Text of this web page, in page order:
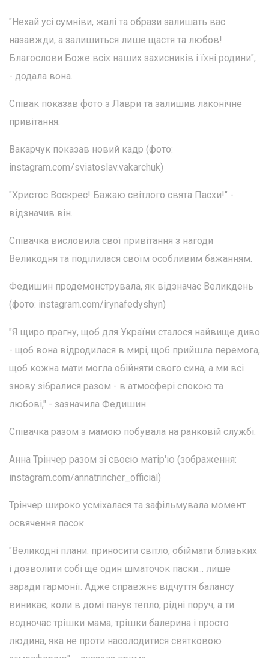
"Нехай усі сумніви, жалі та образи залишать вас
назавжди, а залишиться лише щастя та любов!
Благослови Боже всіх наших захисників і їхні родини",
- додала вона.
Співак показав фото з Лаври та залишив лаконічне
привітання.
Вакарчук показав новий кадр (фото:
instagram.com/sviatoslav.vakarchuk)
"Христос Воскрес! Бажаю світлого свята Пасхи!" -
відзначив він.
Співачка висловила свої привітання з нагоди
Великодня та поділилася своїм особливим бажанням.
Федишин продемонструвала, як відзначає Великдень
(фото: instagram.com/irynafedyshyn)
"Я щиро прагну, щоб для України сталося найвище диво
- щоб вона відродилася в мирі, щоб прийшла перемога,
щоб кожна мати могла обійняти свого сина, а ми всі
знову зібралися разом - в атмосфері спокою та
любові," - зазначила Федишин.
Співачка разом з мамою побувала на ранковій службі.
Анна Трінчер разом зі своєю матір'ю (зображення:
instagram.com/annatrincher_official)
Трінчер широко усміхалася та зафільмувала момент
освячення пасок.
"Великодні плани: приносити світло, обіймати близьких
і дозволити собі ще один шматочок паски... лише
заради гармонії. Адже справжнє відчуття балансу
виникає, коли в домі панує тепло, рідні поруч, а ти
водночас трішки мама, трішки балерина і просто
людина, яка не проти насолодитися святковою